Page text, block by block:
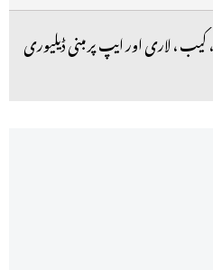
کیب ، لاری اور ایپ پر مبنی ڈیلیوری